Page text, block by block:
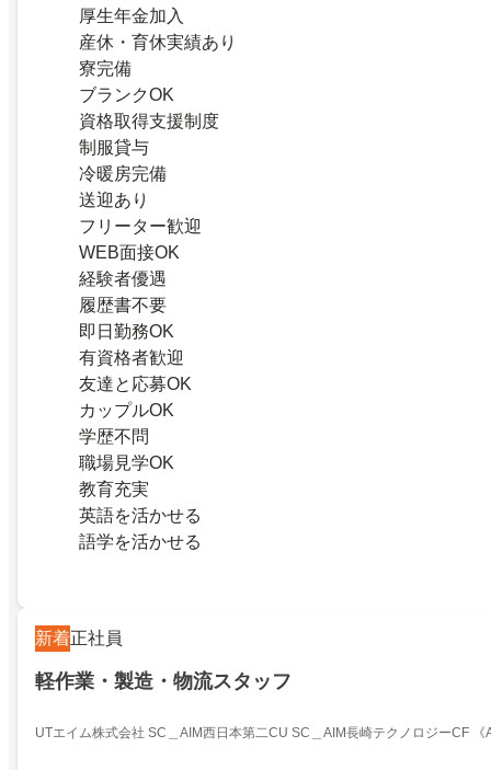
厚生年金加入
産休・育休実績あり
寮完備
ブランクOK
資格取得支援制度
制服貸与
冷暖房完備
送迎あり
フリーター歓迎
WEB面接OK
経験者優遇
履歴書不要
即日勤務OK
有資格者歓迎
友達と応募OK
カップルOK
学歴不問
職場見学OK
教育充実
英語を活かせる
語学を活かせる
新着正社員
軽作業・製造・物流スタッフ
UTエイム株式会社 SC＿AIM西日本第二CU SC＿AIM長崎テクノロジーCF 《